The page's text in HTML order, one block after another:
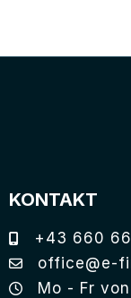
KONTAKT
+43 660
office@e-
Mo - Fr